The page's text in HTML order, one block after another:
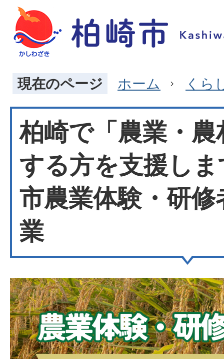
現在のページ ホーム くら
柏崎で「農業・
する方を支援し
市農業体験・研修
業